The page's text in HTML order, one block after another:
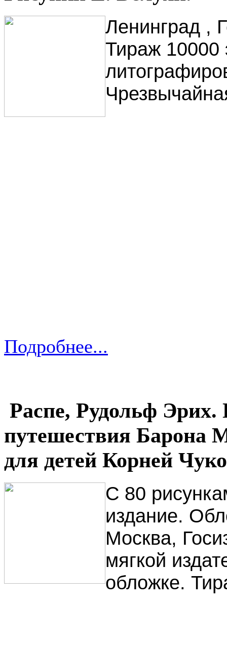
Ленинград ,
Тираж 10000
Подробнее...
Распе, Рудольф
путешествия Барона
для детей Корней
С 80
издание.
Москва,
мягкой
обложке.